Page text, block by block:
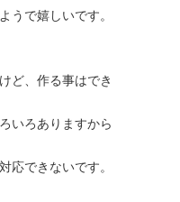
うで嬉しいです。
ど、作る事はでき
いろありますから
応できないです。